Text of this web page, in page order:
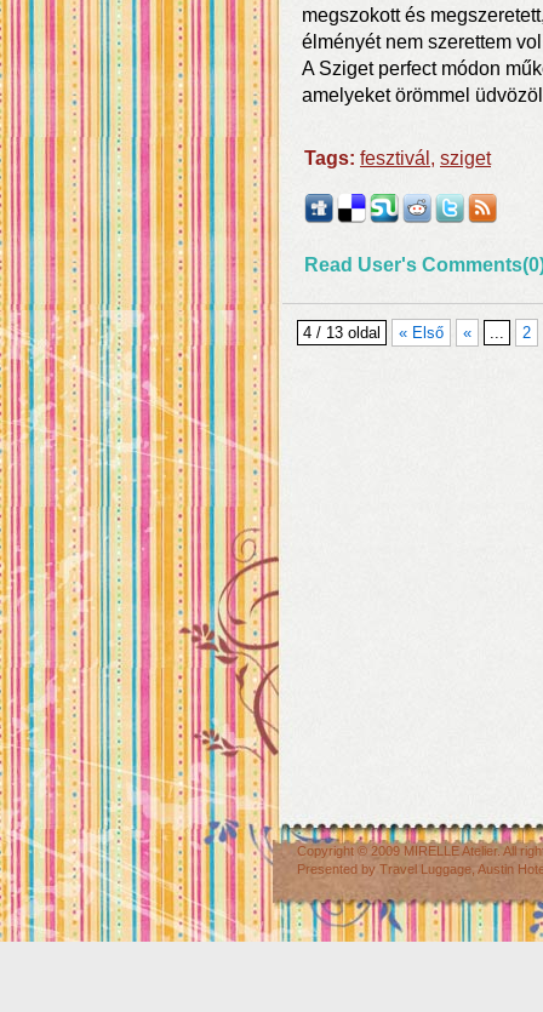
megszokott és
élményét nem szerettem
A Sziget perfect módon
amelyeket örömmel
Tags: fesztivál , sziget
Read User's
4 / 13 oldal « Első « ... 2
Copyright © 2009 MIRELLE Atelier. All
Presented by Travel Luggage Austin